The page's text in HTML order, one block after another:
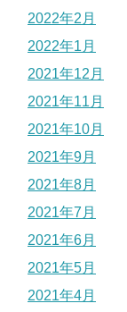
2022年2月
2022年1月
2021年12月
2021年11月
2021年10月
2021年9月
2021年8月
2021年7月
2021年6月
2021年5月
2021年4月